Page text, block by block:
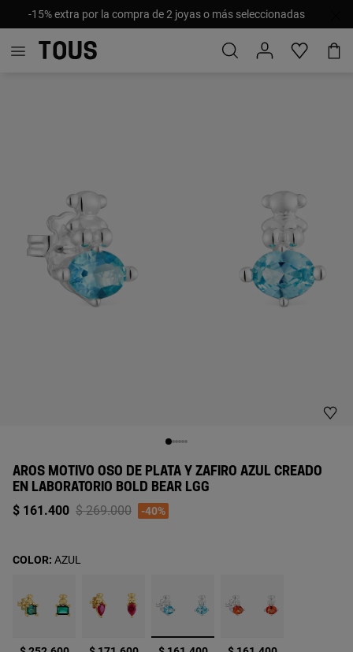
-15% extra por la compra de 2 joyas o más seleccionadas
AROS MOTIVO OSO DE PLATA Y ZAFIRO AZUL CREADO
EN LABORATORIO BOLD BEAR LGG
$ 161.400 Price reduced from
$ 269.000to-40%
seleccionado
COLOR: AZUL